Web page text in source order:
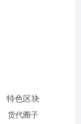
特色区块
货代圈子